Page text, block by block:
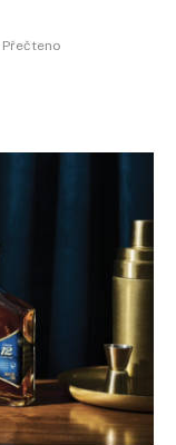
Přečteno